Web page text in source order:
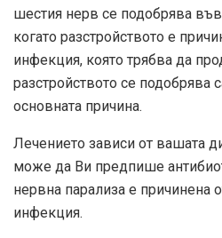
шестия нерв се подобрява
когато разстройството е
инфекция, която трябва да
разстройството се подобрява
основната причина.
Лечението зависи от вашата
може да Ви предпише
нервна парализа е причинена
инфекция.